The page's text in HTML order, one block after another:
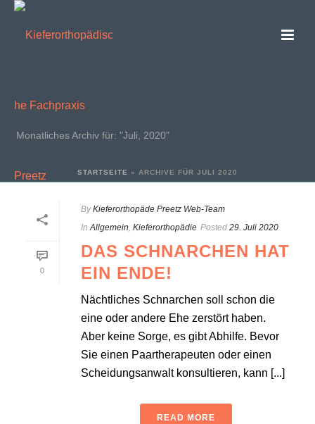
ARCHIVES
Monatliches Archiv für: "Juli, 2020"
STARTSEITE » ARCHIVE FÜR JULI 2020
0
By Kieferorthopäde Preetz Web-Team
In Allgemein, Kieferorthopädie Posted 29. Juli 2020
DAS SCHNARCHEN HAT
EIN ENDE!
Nächtliches Schnarchen soll schon die
eine oder andere Ehe zerstört haben.
Aber keine Sorge, es gibt Abhilfe. Bevor
Sie einen Paartherapeuten oder einen
Scheidungsanwalt konsultieren, kann [...]
READ MORE